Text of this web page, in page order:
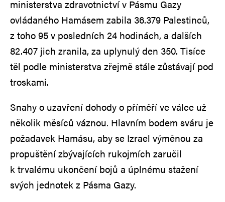
ministerstva zdravotnictví v Pásmu Gazy
ovládaného Hamásem zabila 36.379 Palestinců,
z toho 95 v posledních 24 hodinách, a dalších
82.407 jich zranila, za uplynulý den 350. Tisíce
těl podle ministerstva zřejmě stále zůstávají pod
troskami.
Snahy o uzavření dohody o příměří ve válce už
několik měsíců váznou. Hlavním bodem sváru je
požadavek Hamásu, aby se Izrael výměnou za
propuštění zbývajících rukojmích zaručil
k trvalému ukončení bojů a úplnému stažení
svých jednotek z Pásma Gazy.